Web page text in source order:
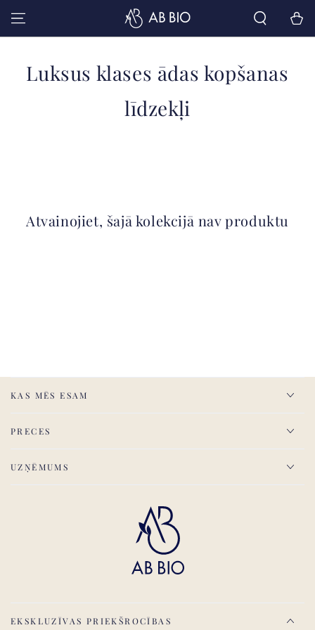
SATURU
Grozs
Kolekcija:
Luksus klases ādas kopšanas
līdzekļi
Atvainojiet, šajā kolekcijā nav produktu
KAS MĒS ESAM
PRECES
UZŅĒMUMS
EKSKLUZĪVAS PRIEKŠROCĪBAS